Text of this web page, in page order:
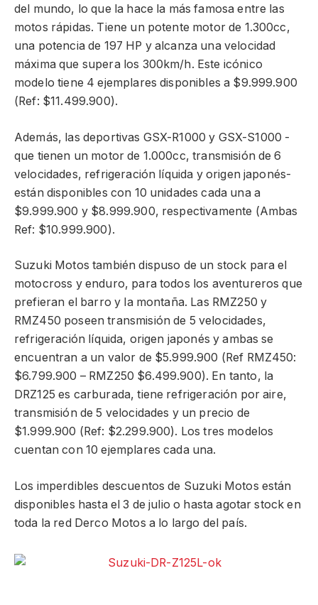
del mundo, lo que la hace la más famosa entre las
motos rápidas. Tiene un potente motor de 1.300cc,
una potencia de 197 HP y alcanza una velocidad
máxima que supera los 300km/h. Este icónico
modelo tiene 4 ejemplares disponibles a $9.999.900
(Ref: $11.499.900).
Además, las deportivas GSX-R1000 y GSX-S1000 -
que tienen un motor de 1.000cc, transmisión de 6
velocidades, refrigeración líquida y origen japonés-
están disponibles con 10 unidades cada una a
$9.999.900 y $8.999.900, respectivamente (Ambas
Ref: $10.999.900).
Suzuki Motos también dispuso de un stock para el
motocross y enduro, para todos los aventureros que
prefieran el barro y la montaña. Las RMZ250 y
RMZ450 poseen transmisión de 5 velocidades,
refrigeración líquida, origen japonés y ambas se
encuentran a un valor de $5.999.900 (Ref RMZ450:
$6.799.900 – RMZ250 $6.499.900). En tanto, la
DRZ125 es carburada, tiene refrigeración por aire,
transmisión de 5 velocidades y un precio de
$1.999.900 (Ref: $2.299.900). Los tres modelos
cuentan con 10 ejemplares cada una.
Los imperdibles descuentos de Suzuki Motos están
disponibles hasta el 3 de julio o hasta agotar stock en
toda la red Derco Motos a lo largo del país.